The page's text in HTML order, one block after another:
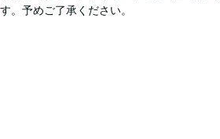
。予めご了承ください。